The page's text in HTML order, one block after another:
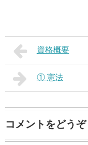
資格概要
① 憲法
コメントをどうぞ